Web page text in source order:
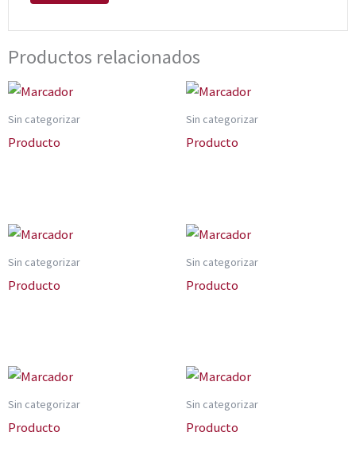
Productos relacionados
Sin categorizar
Producto
Sin categorizar
Producto
Sin categorizar
Producto
Sin categorizar
Producto
Sin categorizar
Producto
Sin categorizar
Producto